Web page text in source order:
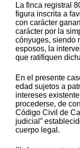
La finca registral
figura inscrita a
con carácter
carácter por la
cónyuges, siendo
esposos, la
que ratifiquen
En el presente
edad sujetos a
intereses
procederse, de
Código Civil de
judicial”
cuerpo legal.